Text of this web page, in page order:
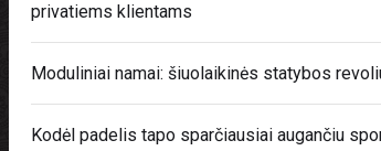
privatiems klientams
Moduliniai namai: šiuolaikinės statybos
Kodėl padelis tapo sparčiausiai augančiu